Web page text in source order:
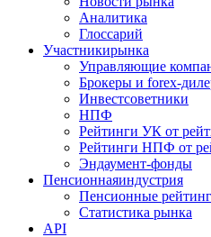
Аналитика
Глоссарий
Участникирынка
Управляющие
Брокеры и forex-
Инвестсоветники
НПФ
Рейтинги УК от
Рейтинги НПФ от
Эндаумент-фонды
Пенсионнаяиндустрия
Пенсионные
Статистика рынка
API